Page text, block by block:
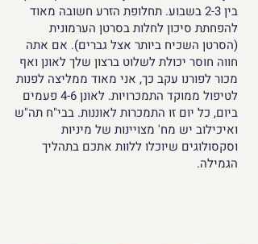
בין 2-3 בשבוע. תחלופת הזרע חשובה מאוד
להפחתת סיכון לחלות בסרטן הערמונית
(הסרטן השכיח ביותר אצל גברים). אם אתה
חווה חוסר יכולת לשלוט ברצון שלך לאונן ואף
מכור לפורנו עקב כך, אני מאוד ממליצה לפנות
לטיפול ממוקד התמכרויות. לאונן 4-6 פעמים
ביום, כל יום זו התמכרות לאוננות. בבי"ח תה"ש
ואיכילוב יש מח' מצויינות של מיניות
וסקסולוגים שיוכלו ללוות אתכם בתהליך
הגמילה.